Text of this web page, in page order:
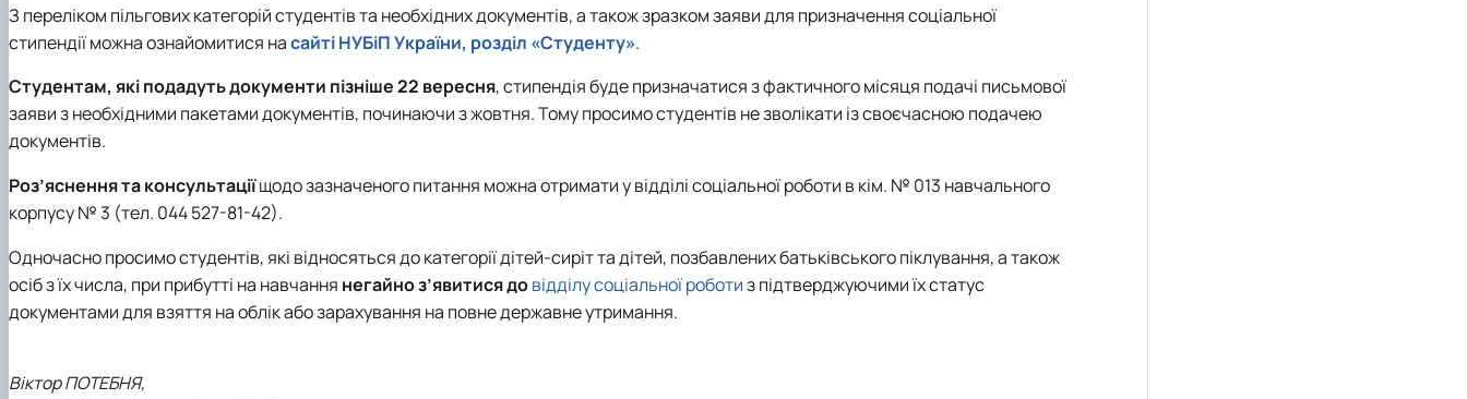
З переліком пільгових категорій студентів та необхідних документів, а також зразком заяви для призначення соціальної
стипендії можна ознайомитися насайті НУБіП України, розділ «Студенту».
Студентам, які подадуть документи пізніше 22 вересня, стипендія буде призначатися з фактичного місяця подачі письмової
заяви з необхідними пакетами документів, починаючи з жовтня. Тому просимо студентів не зволікати із своєчасною подачею
документів.
Роз’яснення та консультаціїщодо зазначеного питання можна отримати у відділі соціальної роботи в кім. № 013 навчального
корпусу № 3 (тел. 044 527-81-42).
Одночасно просимо студентів, які відносяться до категорії дітей-сиріт та дітей, позбавлених батьківського піклування, а також
осіб з їх числа, при прибутті на навчання негайно з’явитися довідділу соціальної роботиз підтверджуючими їх статус
документами для взяття на облік або зарахування на повне державне утримання.
Віктор ПОТЕБНЯ,